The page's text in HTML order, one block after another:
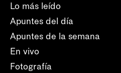
Lo más leído
Apuntes del día
Apuntes de la semana
En vivo
Fotografía